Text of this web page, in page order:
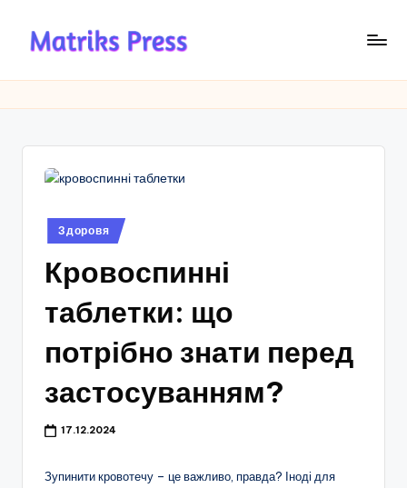
Перейти
вмісту
a
Опубліковано
у
Здоровя
Кровоспинні
таблетки: що
потрібно знати перед
застосуванням?
17.12.2024
Зупинити кровотечу – це важливо, правда? Іноді для